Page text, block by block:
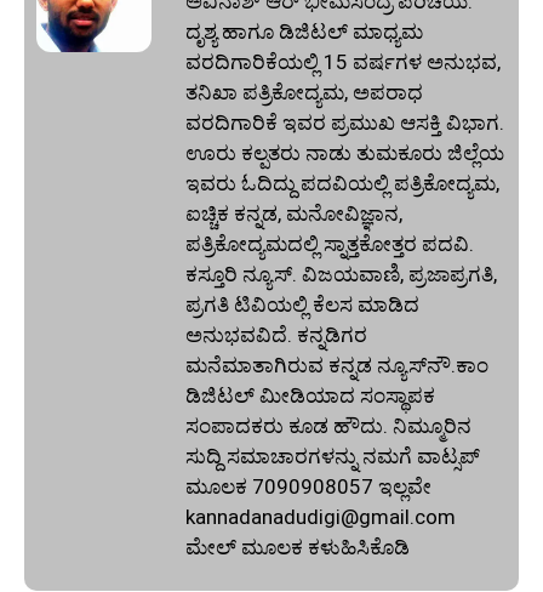
ದೃಶ್ಯ ಹಾಗೂ ಡಿಜಿಟಲ್ ಮಾಧ್ಯಮ
ವರದಿಗಾರಿಕೆಯಲ್ಲಿ 15 ವರ್ಷಗಳ ಅನುಭವ,
ತನಿಖಾ ಪತ್ರಿಕೋದ್ಯಮ, ಅಪರಾಧ
ವರದಿಗಾರಿಕೆ ಇವರ ಪ್ರಮುಖ ಆಸಕ್ತಿ ವಿಭಾಗ.
ಊರು ಕಲ್ಪತರು ನಾಡು ತುಮಕೂರು ಜಿಲ್ಲೆಯ
ಇವರು ಓದಿದ್ದು ಪದವಿಯಲ್ಲಿ ಪತ್ರಿಕೋದ್ಯಮ,
ಐಚ್ಚಿಕ ಕನ್ನಡ, ಮನೋವಿಜ್ಞಾನ,
ಪತ್ರಿಕೋದ್ಯಮದಲ್ಲಿ ಸ್ನಾತ್ತಕೋತ್ತರ ಪದವಿ.
ಕಸ್ತೂರಿ ನ್ಯೂಸ್‌. ವಿಜಯವಾಣಿ, ಪ್ರಜಾಪ್ರಗತಿ,
ಪ್ರಗತಿ ಟಿವಿಯಲ್ಲಿ ಕೆಲಸ ಮಾಡಿದ
ಅನುಭವವಿದೆ. ಕನ್ನಡಿಗರ
ಮನೆಮಾತಾಗಿರುವ ಕನ್ನಡ ನ್ಯೂಸ್‌ನೌ.ಕಾಂ
ಡಿಜಿಟಲ್‌ ಮೀಡಿಯಾದ ಸಂಸ್ಥಾಪಕ
ಸಂಪಾದಕರು ಕೂಡ ಹೌದು. ನಿಮ್ಮೂರಿನ
ಸುದ್ದಿ ಸಮಾಚಾರಗಳನ್ನು ನಮಗೆ ವಾಟ್ಸಪ್‌
ಮೂಲಕ 7090908057 ಇಲ್ಲವೇ
kannadanadudigi@gmail.com
ಮೇಲ್‌ ಮೂಲಕ ಕಳುಹಿಸಿಕೊಡಿ